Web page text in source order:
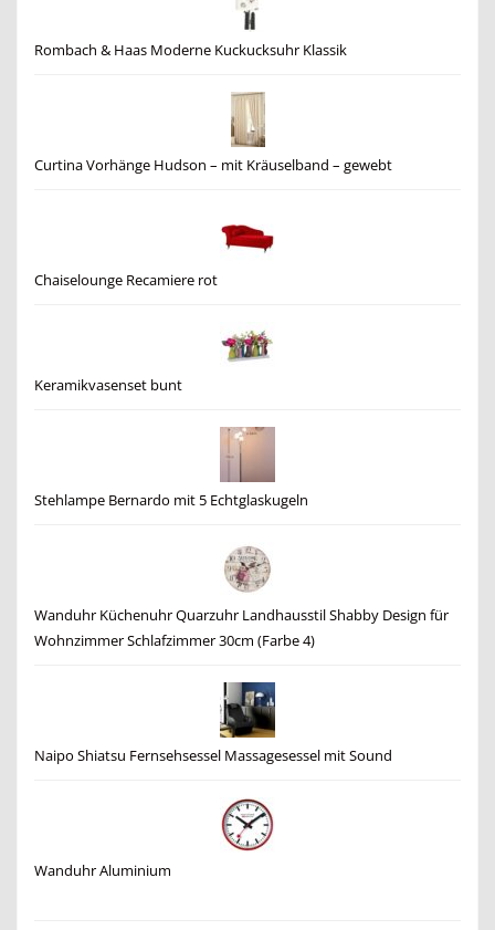
Rombach & Haas Moderne Kuckucksuhr Klassik
Curtina Vorhänge Hudson – mit Kräuselband – gewebt
Chaiselounge Recamiere rot
Keramikvasenset bunt
Stehlampe Bernardo mit 5 Echtglaskugeln
Wanduhr Küchenuhr Quarzuhr Landhausstil Shabby Design für
Wohnzimmer Schlafzimmer 30cm (Farbe 4)
Naipo Shiatsu Fernsehsessel Massagesessel mit Sound
Wanduhr Aluminium